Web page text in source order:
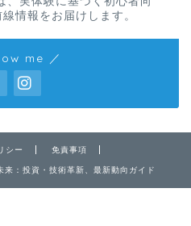
情報をお届けします。
me ／
シー 免責事項
：投資・技術革新、最新動向ガイド
免責事項